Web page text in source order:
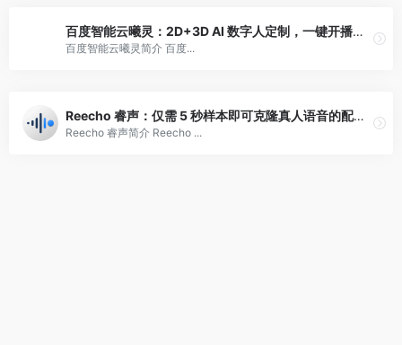
百度智能云曦灵：2D+3D AI 数字人定制，一键开播带货
百度智能云曦灵简介 百度...
Reecho 睿声：仅需 5 秒样本即可克隆真人语音的配音软件
Reecho 睿声简介 Reecho ...